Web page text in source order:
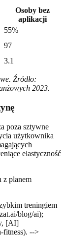
Osoby bez
aplikacji
55%
97
3.1
Źródło:
2023.
poza sztywne
użytkownika
elastyczność
treningiem
blog/ai);
[AI]
fitness). -->